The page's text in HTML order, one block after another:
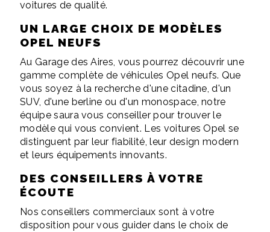
voitures de qualité.
UN LARGE CHOIX DE MODÈLES
OPEL NEUFS
Au Garage des Aires, vous pourrez découvrir une
gamme complète de véhicules Opel neufs. Que
vous soyez à la recherche d'une citadine, d'un
SUV, d'une berline ou d'un monospace, notre
équipe saura vous conseiller pour trouver le
modèle qui vous convient. Les voitures Opel se
distinguent par leur fiabilité, leur design modern
et leurs équipements innovants.
DES CONSEILLERS À VOTRE
ÉCOUTE
Nos conseillers commerciaux sont à votre
disposition pour vous guider dans le choix de